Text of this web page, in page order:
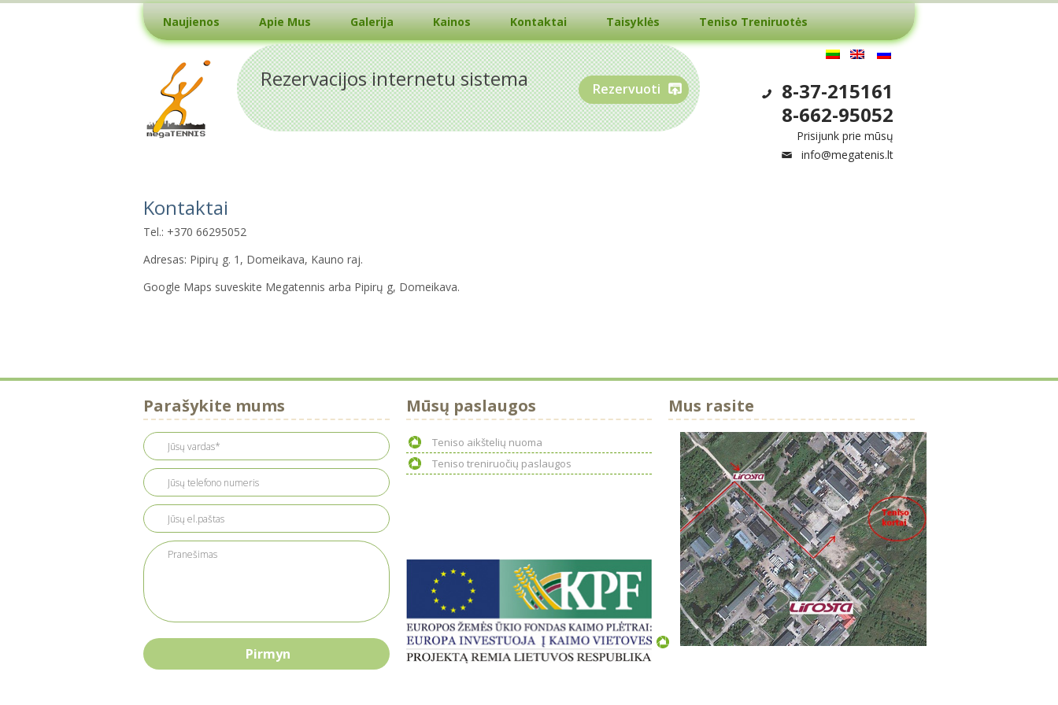
Naujienos Apie Mus Galerija Kainos Kontaktai Taisyklės Teniso Treniruotės
Rezervacijos internetu sistema Rezervuoti
8-37-215161
8-662-95052
Prisijunk prie mūsų
info@megatenis.lt
Kontaktai
Tel.: +370 66295052
Adresas: Pipirų g. 1, Domeikava, Kauno raj.
Google Maps suveskite Megatennis arba Pipirų g, Domeikava.
Parašykite mums Mūsų paslaugos
Teniso aikštelių nuoma
Teniso treniruočių paslaugos
Mus rasite